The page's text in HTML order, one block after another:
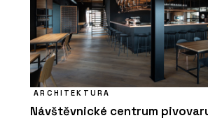
ARCHITEKTURA
Návštěvnické centrum